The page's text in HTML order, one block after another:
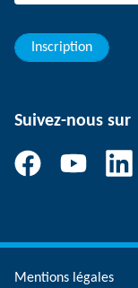
Vos avantages
Inscription
Suivez-nous sur
Mentions légales